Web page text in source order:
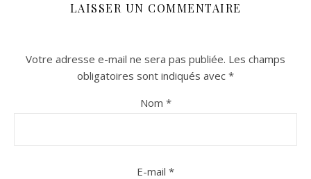
LAISSER UN COMMENTAIRE
Votre adresse e-mail ne sera pas publiée. Les champs
obligatoires sont indiqués avec *
Nom *
E-mail *